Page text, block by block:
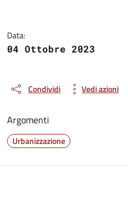
Data:
04 Ottobre 2023
Condividi Vedi azioni
Argomenti
Urbanizzazione